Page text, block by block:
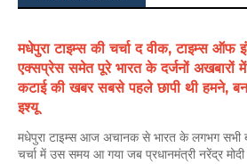
मधेपुरा टाइम्स की चर्चा द वीक, टाइम्स ऑफ
एक्सप्रेस समेत पूरे भारत के दर्जनों अखबारों
कटाई की खबर सबसे पहले छापी थी हमने,
इश्यू
मधेपुरा टाइम्स आज अचानक से भारत के लगभग सभी
चर्चा में उस समय आ गया जब प्रधानमंत्री नरेंद्र